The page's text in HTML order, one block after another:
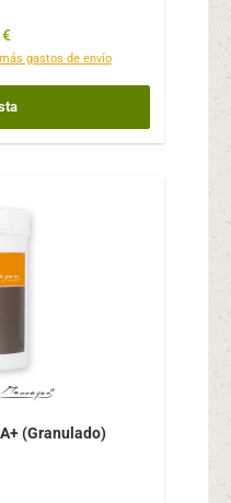
gastos de envío
(Granulado)